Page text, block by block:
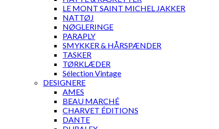
LE MONT SAINT MICHEL JAKKER
NATTØJ
NØGLERINGE
PARAPLY
SMYKKER & HÅRSPÆNDER
TASKER
TØRKLÆDER
Sélection Vintage
DESIGNERE
AMES
BEAU MARCHÉ
CHARVET ÉDITIONS
DANTE